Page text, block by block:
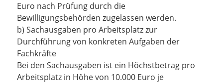
Euro nach Prüfung durch die
Bewilligungsbehörden zugelassen werden.
b) Sachausgaben pro Arbeitsplatz zur
Durchführung von konkreten Aufgaben der
Fachkräfte
Bei den Sachausgaben ist ein Höchstbetrag pro
Arbeitsplatz in Höhe von 10.000 Euro je